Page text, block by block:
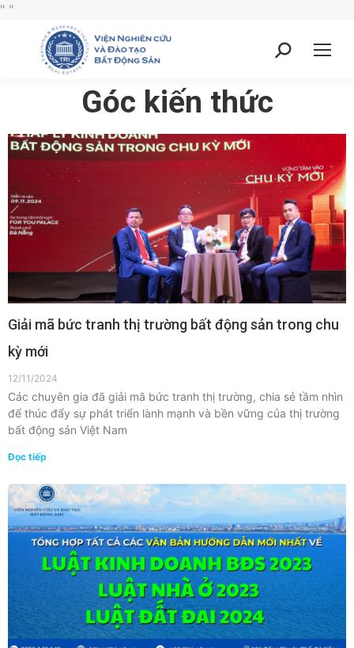
" "
Góc kiến thức
Giải mã bức tranh thị trường bất động sản trong chu
kỳ mới
12/11/2024
Các chuyên gia đã giải mã bức tranh thị trường, chia sẻ tầm nhìn
để thúc đẩy sự phát triển lành mạnh và bền vững của thị trường
bất động sản Việt Nam
Đọc tiếp